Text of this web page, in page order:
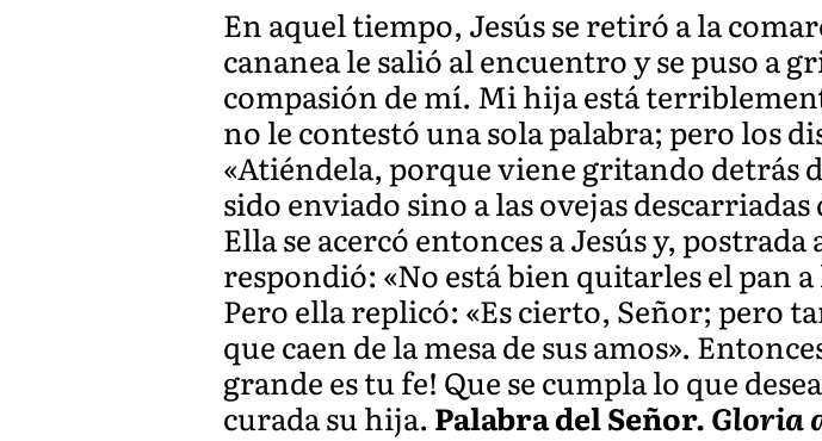
En aquel tiempo, Jesús se retiró a la
cananea le salió al encuentro y se puso a
compasión de mí. Mi hija está
no le contestó una sola palabra; pero los
«Atiéndela, porque viene gritando detrás
sido enviado sino a las ovejas descarriadas
Ella se acercó entonces a Jesús y,
respondió: «No está bien quitarles el pan
Pero ella replicó: «Es cierto, Señor; pero
que caen de la mesa de sus amos».
grande es tu fe! Que se cumpla lo que
curada su hija. Palabra del Señor.Gloria